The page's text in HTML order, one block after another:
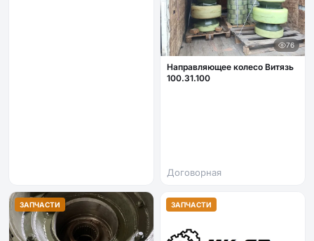
76
Направляющее колесо Витязь
100.31.100
Договорная
ЗАПЧАСТИ ЗАПЧАСТИ